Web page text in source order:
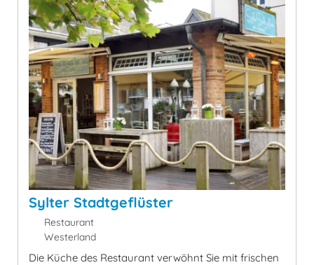
Sylter Stadtgeflüster
Restaurant
Westerland
Die Küche des Restaurant verwöhnt Sie mit frischen